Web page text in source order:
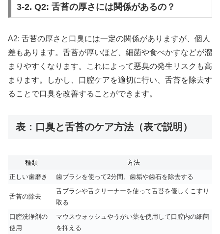
3-2. Q2: 舌苔の厚さには関係があるの？
A2: 舌苔の厚さと口臭には一定の関係がありますが、個人
差もあります。舌苔が厚いほど、細菌や食べかすなどが溜
まりやすくなります。これによって悪臭の発生リスクも高
まります。しかし、口腔ケアを適切に行い、舌苔を除去す
ることで口臭を改善することができます。
表：口臭と舌苔のケア方法（表で説明）
種類
方法
正しい歯磨き
歯ブラシを使って2分間、歯垢や歯石を除去する
舌苔の除去
舌ブラシや舌クリーナーを使って舌苔を優しくこすり
取る
口腔洗浄剤の
使用
マウスウォッシュやうがい薬を使用して口腔内の細菌
を抑える